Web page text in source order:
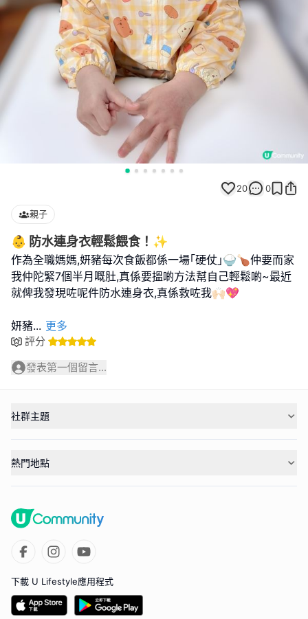
20 0
親子
👶 防水連身衣輕鬆餵食！✨
作為全職媽媽,妍豬每次食飯都係一場｢硬仗｣🍚🍗仲要而家
我仲陀緊7個半月嘅肚,真係要搵啲方法幫自己輕鬆啲~最近
就俾我發現咗呢件防水連身衣,真係救咗我🙌🏻💖
妍豬... 更多
評分
發表第一個留言...
社群主題
熱門地點
下載 U Lifestyle應用程式